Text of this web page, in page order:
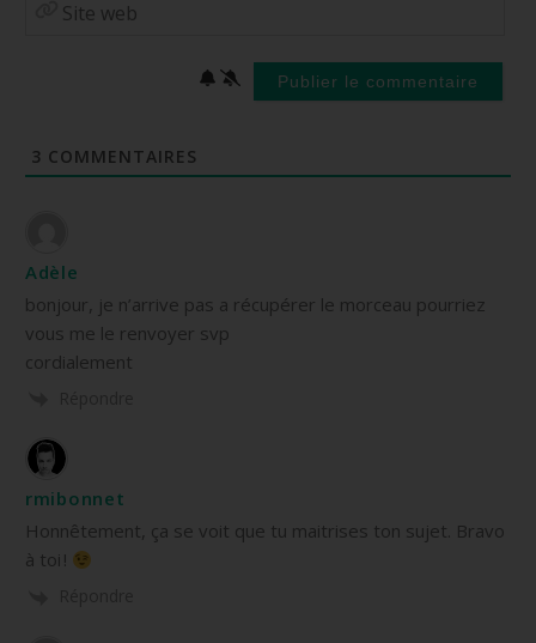
3 COMMENTAIRES
Adèle
bonjour, je n’arrive pas a récupérer le morceau pourriez
vous me le renvoyer svp
cordialement
rmibonnet
Honnêtement, ça se voit que tu maitrises ton sujet. Bravo
à toi !